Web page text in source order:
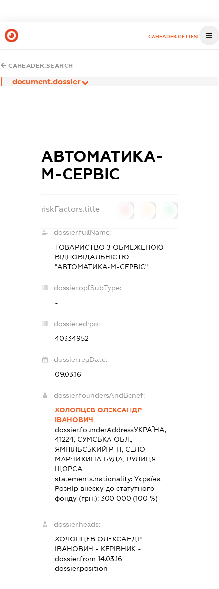
CAHEADER.GETTEST
CAHEADER.SEARCH
document.dossier
АВТОМАТИКА-
М-СЕРВІС
riskFactors.title
dossier.fullName:
ТОВАРИСТВО З ОБМЕЖЕНОЮ
ВІДПОВІДАЛЬНІСТЮ
"АВТОМАТИКА-М-СЕРВІС"
dossier.opfSubType:
-
dossier.edrpo:
40334952
dossier.regDate:
09.03.16
dossier.foundersAndBenef:
ХОЛОПЦЕВ ОЛЕКСАНДР
ІВАНОВИЧ
dossier.founderAddressУКРАЇНА,
41224, СУМСЬКА ОБЛ.,
ЯМПІЛЬСЬКИЙ Р-Н, СЕЛО
МАРЧИХИНА БУДА, ВУЛИЦЯ
ЩОРСА
statements.nationality: Україна
Розмір внеску до статутного
фонду (грн.): 300 000 (100 %)
dossier.heads:
ХОЛОПЦЕВ ОЛЕКСАНДР
ІВАНОВИЧ - КЕРІВНИК -
dossier.from 14.03.16
dossier.position -